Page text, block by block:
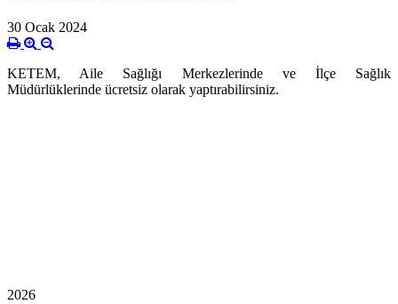
30 Ocak 2024
KETEM, Aile Sağlığı Merkezlerinde ve İlçe Sağlık
Müdürlüklerinde ücretsiz olarak yaptırabilirsiniz.
2026